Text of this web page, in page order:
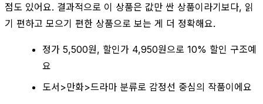
점도 있어요. 결과적으로 이 상품은 값만 싼 상품이라기보다, 읽
기 편하고 모으기 편한 상품으로 보는 게 더 정확해요.
정가 5,500원, 할인가 4,950원으로 10% 할인 구조예
요
도서>만화>드라마 분류로 감정선 중심의 작품이에요